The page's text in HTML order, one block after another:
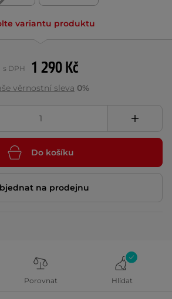
variantu produktu
1 290 Kč
s DPH
věrnostní sleva 0%
Do košíku
na prodejnu
Porovnat Hlídat